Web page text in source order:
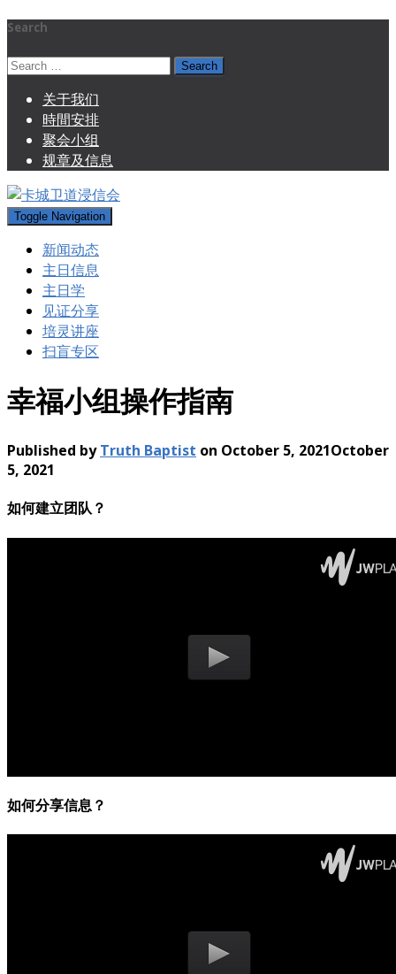
Search
Search
关于我们
時間安排
聚会小组
规章及信息
Toggle Navigation
新闻动态
主日信息
主日学
见证分享
培灵讲座
扫盲专区
幸福小组操作指南
Published byTruth Baptist on October 5, 2021October
5, 2021
如何建立团队？
如何分享信息？